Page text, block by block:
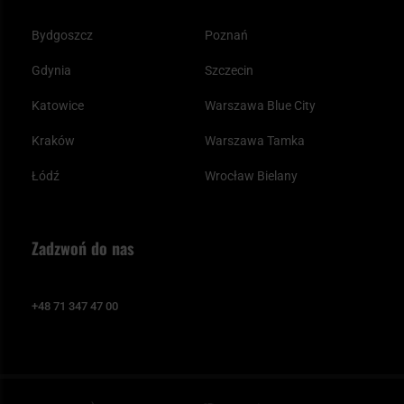
Bydgoszcz
Gdynia
Katowice
Kraków
Łódź
Poznań
Szczecin
Warszawa Blue City
Warszawa Tamka
Wrocław Bielany
Zadzwoń do nas
+48 71 347 47 00